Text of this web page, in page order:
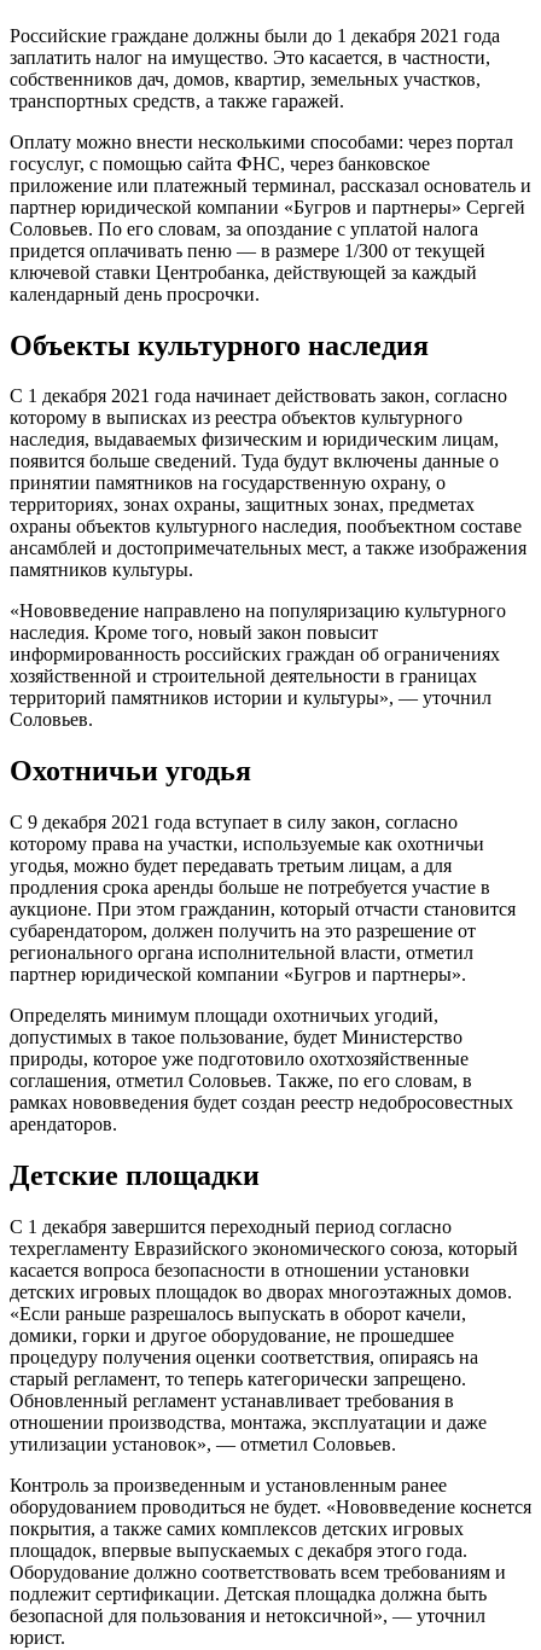
Российские граждане должны были до 1 декабря 2021 года
заплатить налог на имущество. Это касается, в частности,
собственников дач, домов, квартир, земельных участков,
транспортных средств, а также гаражей.
Оплату можно внести несколькими способами: через портал
госуслуг, с помощью сайта ФНС, через банковское
приложение или платежный терминал, рассказал основатель и
партнер юридической компании «Бугров и партнеры» Сергей
Соловьев. По его словам, за опоздание с уплатой налога
придется оплачивать пеню — в размере 1/300 от текущей
ключевой ставки Центробанка, действующей за каждый
календарный день просрочки.
Объекты культурного наследия
С 1 декабря 2021 года начинает действовать закон, согласно
которому в выписках из реестра объектов культурного
наследия, выдаваемых физическим и юридическим лицам,
появится больше сведений. Туда будут включены данные о
принятии памятников на государственную охрану, о
территориях, зонах охраны, защитных зонах, предметах
охраны объектов культурного наследия, пообъектном составе
ансамблей и достопримечательных мест, а также изображения
памятников культуры.
«Нововведение направлено на популяризацию культурного
наследия. Кроме того, новый закон повысит
информированность российских граждан об ограничениях
хозяйственной и строительной деятельности в границах
территорий памятников истории и культуры», — уточнил
Соловьев.
Охотничьи угодья
С 9 декабря 2021 года вступает в силу закон, согласно
которому права на участки, используемые как охотничьи
угодья, можно будет передавать третьим лицам, а для
продления срока аренды больше не потребуется участие в
аукционе. При этом гражданин, который отчасти становится
субарендатором, должен получить на это разрешение от
регионального органа исполнительной власти, отметил
партнер юридической компании «Бугров и партнеры».
Определять минимум площади охотничьих угодий,
допустимых в такое пользование, будет Министерство
природы, которое уже подготовило охотхозяйственные
соглашения, отметил Соловьев. Также, по его словам, в
рамках нововведения будет создан реестр недобросовестных
арендаторов.
Детские площадки
С 1 декабря завершится переходный период согласно
техрегламенту Евразийского экономического союза, который
касается вопроса безопасности в отношении установки
детских игровых площадок во дворах многоэтажных домов.
«Если раньше разрешалось выпускать в оборот качели,
домики, горки и другое оборудование, не прошедшее
процедуру получения оценки соответствия, опираясь на
старый регламент, то теперь категорически запрещено.
Обновленный регламент устанавливает требования в
отношении производства, монтажа, эксплуатации и даже
утилизации установок», — отметил Соловьев.
Контроль за произведенным и установленным ранее
оборудованием проводиться не будет. «Нововведение коснется
покрытия, а также самих комплексов детских игровых
площадок, впервые выпускаемых с декабря этого года.
Оборудование должно соответствовать всем требованиям и
подлежит сертификации. Детская площадка должна быть
безопасной для пользования и нетоксичной», — уточнил
юрист.